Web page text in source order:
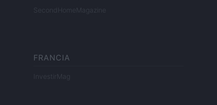
SecondHomeMagazine
FRANCIA
InvestirMag